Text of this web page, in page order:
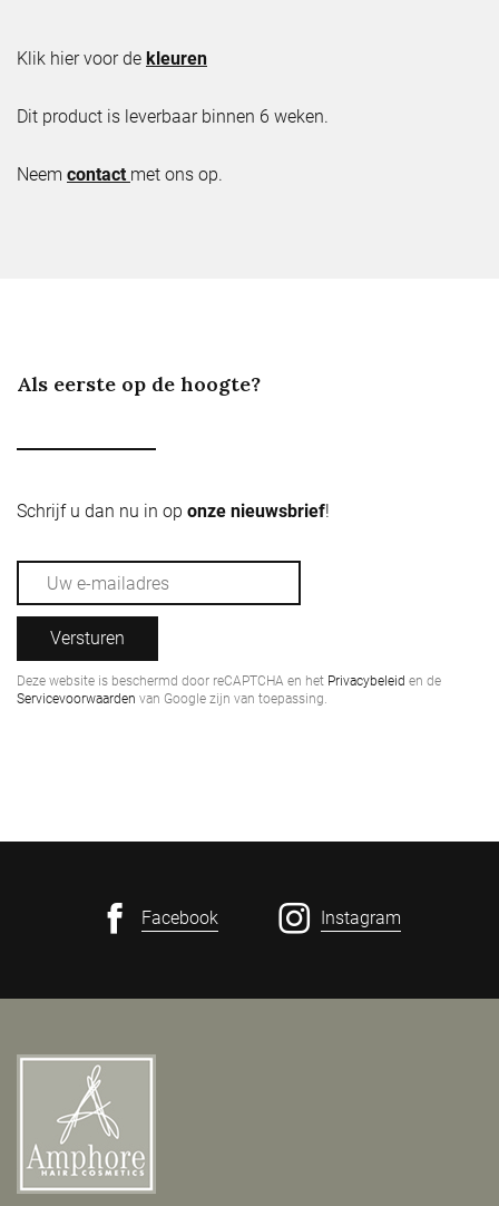
Klik hier voor de kleuren
Dit product is leverbaar binnen 6 weken.
Neem contact met ons op.
Als eerste op de hoogte?
Schrijf u dan nu in op onze nieuwsbrief!
Versturen
Deze website is beschermd door reCAPTCHA en het Privacybeleid en de
Servicevoorwaarden van Google zijn van toepassing.
Facebook Instagram